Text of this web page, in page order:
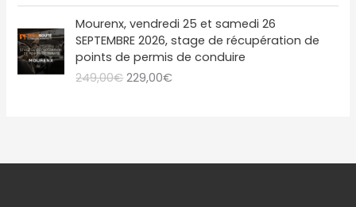
€
.9
,
0
0
0
€
.
Mourenx, vendredi 25 et samedi 26
SEPTEMBRE 2026, stage de récupération de
points de permis de conduire
249,00€
e
p
r
i
t
229,00€
L
e
p
r
u